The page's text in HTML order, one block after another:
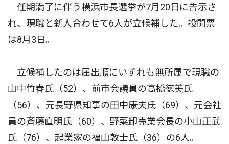
任期満了に伴う横浜市長選挙が7月20日に告示さ
れ、現職と新人合わせて6人が立候補した。投開票
は8月3日。
立候補したのは届出順にいずれも無所属で現職の
山中竹春氏（52）、前市会議員の高橋徳美氏
（56）、元長野県知事の田中康夫氏（69）、元会社
員の斉藤直明氏（60）、野菜卸売業会長の小山正武
氏（76）、起業家の福山敦士氏（36）の6人。